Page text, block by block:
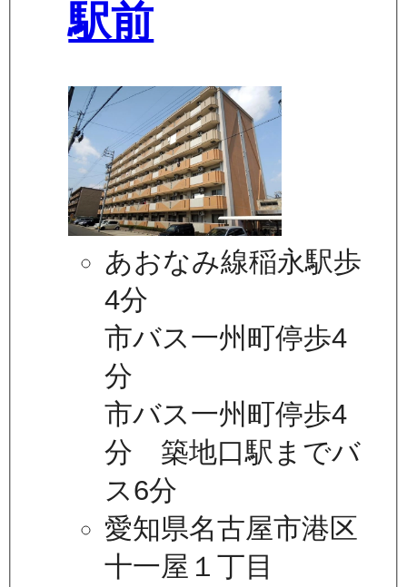
駅前
あおなみ線稲永駅歩
4分
市バス一州町停歩4
分
市バス一州町停歩4
分 築地口駅までバ
ス6分
愛知県名古屋市港区
十一屋１丁目